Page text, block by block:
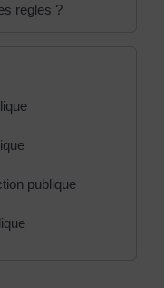
règles ?
publique